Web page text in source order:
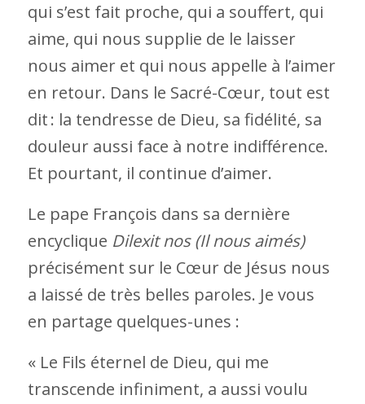
qui s’est fait proche, qui a souffert, qui
aime, qui nous supplie de le laisser
nous aimer et qui nous appelle à l’aimer
en retour. Dans le Sacré-Cœur, tout est
dit : la tendresse de Dieu, sa fidélité, sa
douleur aussi face à notre indifférence.
Et pourtant, il continue d’aimer.
Le pape François dans sa dernière
encyclique Dilexit nos (Il nous aimés)
précisément sur le Cœur de Jésus nous
a laissé de très belles paroles. Je vous
en partage quelques-unes :
« Le Fils éternel de Dieu, qui me
transcende infiniment, a aussi voulu